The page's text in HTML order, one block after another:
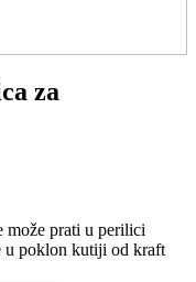
za
može prati u perilici
u poklon kutiji od kraft